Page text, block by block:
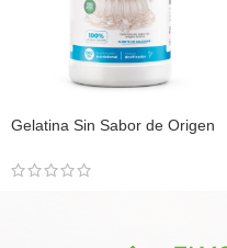
Gelatina Sin Sabor de Origen